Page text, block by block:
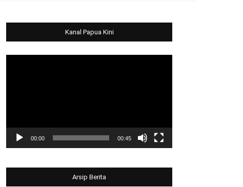
Kanal Papua Kini
00:00 00:45
Arsip Berita